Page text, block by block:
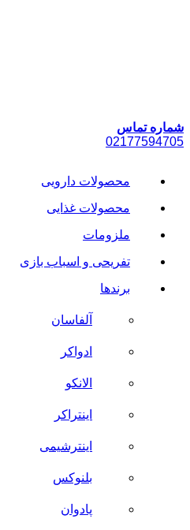
شماره تماس
02177594705
محصولات دارویی
محصولات غذایی
ملزومات
تفریحی و اسباب بازی
برندها
آلفاسان
ادواکر
الانکو
اینتراکر
اینترشیمی
بلنوکس
پادوان